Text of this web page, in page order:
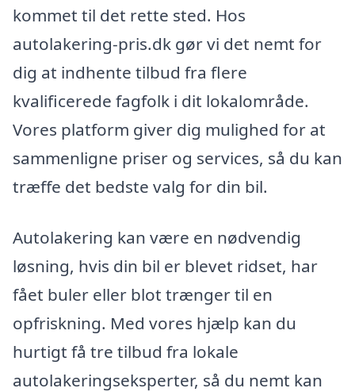
kommet til det rette sted. Hos
autolakering-pris.dk gør vi det nemt for
dig at indhente tilbud fra flere
kvalificerede fagfolk i dit lokalområde.
Vores platform giver dig mulighed for at
sammenligne priser og services, så du kan
træffe det bedste valg for din bil.
Autolakering kan være en nødvendig
løsning, hvis din bil er blevet ridset, har
fået buler eller blot trænger til en
opfriskning. Med vores hjælp kan du
hurtigt få tre tilbud fra lokale
autolakeringseksperter, så du nemt kan